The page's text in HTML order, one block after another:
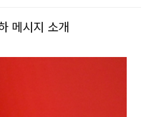
메시지 소개